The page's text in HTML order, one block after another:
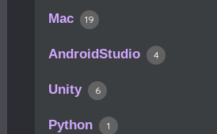
Mac 19
AndroidStudio 4
Unity 6
Python 1